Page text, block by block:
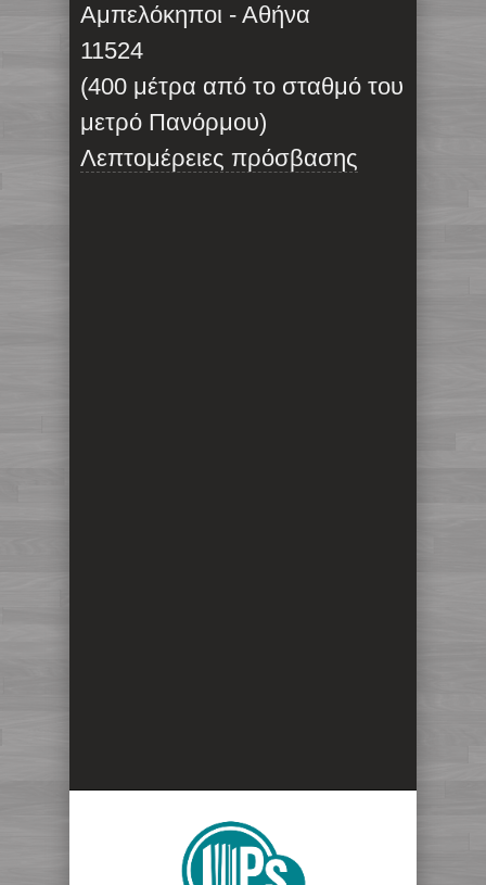
Αμπελόκηποι - Αθήνα
11524
(400 μέτρα από το σταθμό του
μετρό Πανόρμου)
Λεπτομέρειες πρόσβασης